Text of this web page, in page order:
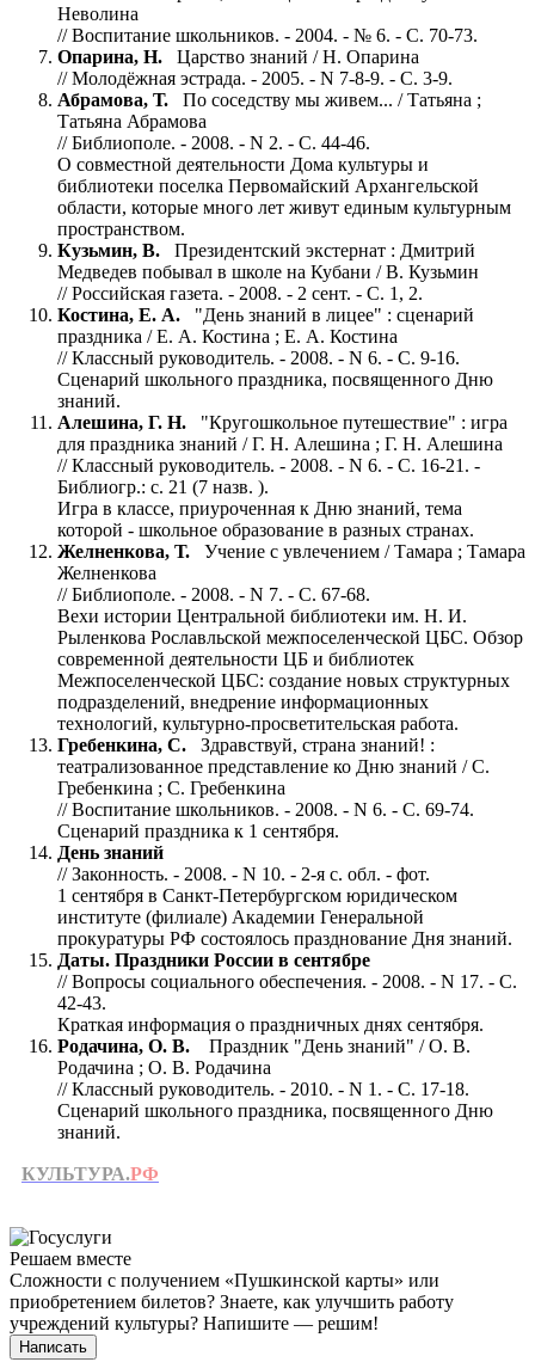
Неволина
// Воспитание школьников. - 2004. - № 6. - С. 70-73.
Опарина, Н. Царство знаний / Н. Опарина
// Молодёжная эстрада. - 2005. - N 7-8-9. - С. 3-9.
Абрамова, Т. По соседству мы живем... / Татьяна ;
Татьяна Абрамова
// Библиополе. - 2008. - N 2. - С. 44-46.
О совместной деятельности Дома культуры и
библиотеки поселка Первомайский Архангельской
области, которые много лет живут единым культурным
пространством.
Кузьмин, В. Президентский экстернат : Дмитрий
Медведев побывал в школе на Кубани / В. Кузьмин
// Российская газета. - 2008. - 2 сент. - С. 1, 2.
Костина, Е. А. "День знаний в лицее" : сценарий
праздника / Е. А. Костина ; Е. А. Костина
// Классный руководитель. - 2008. - N 6. - С. 9-16.
Сценарий школьного праздника, посвященного Дню
знаний.
Алешина, Г. Н. "Кругошкольное путешествие" : игра
для праздника знаний / Г. Н. Алешина ; Г. Н. Алешина
// Классный руководитель. - 2008. - N 6. - С. 16-21. -
Библиогр.: с. 21 (7 назв. ).
Игра в классе, приуроченная к Дню знаний, тема
которой - школьное образование в разных странах.
Желненкова, Т. Учение с увлечением / Тамара ; Тамара
Желненкова
// Библиополе. - 2008. - N 7. - С. 67-68.
Вехи истории Центральной библиотеки им. Н. И.
Рыленкова Рославльской межпоселенческой ЦБС. Обзор
современной деятельности ЦБ и библиотек
Межпоселенческой ЦБС: создание новых структурных
подразделений, внедрение информационных
технологий, культурно-просветительская работа.
Гребенкина, С. Здравствуй, страна знаний! :
театрализованное представление ко Дню знаний / С.
Гребенкина ; С. Гребенкина
// Воспитание школьников. - 2008. - N 6. - С. 69-74.
Сценарий праздника к 1 сентября.
День знаний
// Законность. - 2008. - N 10. - 2-я с. обл. - фот.
1 сентября в Санкт-Петербургском юридическом
институте (филиале) Академии Генеральной
прокуратуры РФ состоялось празднование Дня знаний.
Даты. Праздники России в сентябре
// Вопросы социального обеспечения. - 2008. - N 17. - С.
42-43.
Краткая информация о праздничных днях сентября.
Родачина, О. В.
Праздник "День знаний" / О. В.
Родачина ; О. В. Родачина
// Классный руководитель. - 2010. - N 1. - С. 17-18.
Сценарий школьного праздника, посвященного Дню
знаний.
КУЛЬТУРА.РФ
Решаем вместе
Сложности с получением «Пушкинской карты» или
приобретением билетов? Знаете, как улучшить работу
учреждений культуры? Напишите — решим!
Написать